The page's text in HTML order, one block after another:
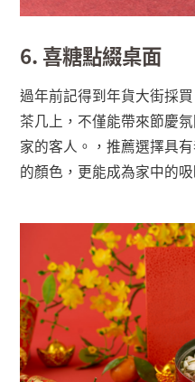
6. 喜糖點綴桌面
過年前記得到年貨大街採
茶几上，不僅能帶來節慶
家的客人。，推薦選擇具
的顏色，更能成為家中的吸